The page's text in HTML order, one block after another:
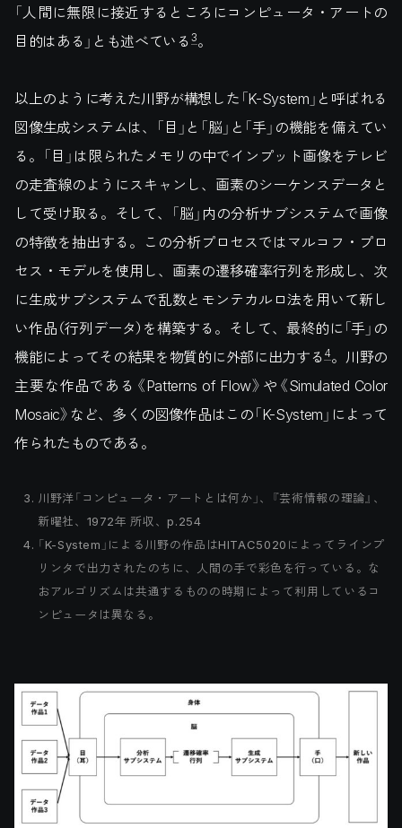
「人間に無限に接近するところにコンピュータ・アートの
目的はある」とも述べている3。
以上のように考えた川野が構想した「K-System」と呼ばれる
図像生成システムは、「目」と「脳」と「手」の機能を備えてい
る。「目」は限られたメモリの中でインプット画像をテレビ
の走査線のようにスキャンし、画素のシーケンスデータと
して受け取る。そして、「脳」内の分析サブシステムで画像
の特徴を抽出する。この分析プロセスではマルコフ・プロ
セス・モデルを使用し、画素の遷移確率行列を形成し、次
に生成サブシステムで乱数とモンテカルロ法を用いて新し
い作品（行列データ）を構築する。そして、最終的に「手」の
機能によってその結果を物質的に外部に出力する4。川野の
主要な作品である《Patterns of Flow》や《Simulated Color
Mosaic》など、多くの図像作品はこの「K-System」によって
作られたものである。
川野洋「コンピュータ・アートとは何か」、『芸術情報の理論』、
新曜社、1972年 所収、p.254
「K-System」による川野の作品はHITAC5020によってラインプ
リンタで出力されたのちに、人間の手で彩色を行っている。な
おアルゴリズムは共通するものの時期によって利用しているコ
ンピュータは異なる。